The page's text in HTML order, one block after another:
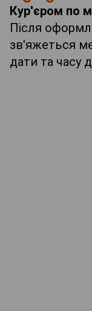
Кур'єром по
Після
зв'яжеться
дати та часу